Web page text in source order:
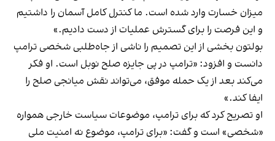
میزان خسارت وارد شده است. ما کنترل کامل آسمان را داشتیم
و این فرصت را برای گسترش عملیات از دست دادیم.»
بولتون بخشی از این تصمیم را ناشی از جاه‌طلبی شخصی ترامپ
دانست و افزود: «ترامپ در پی جایزه صلح نوبل است. او فکر
می‌کند بعد از یک حمله موفق، می‌تواند نقش میانجی صلح را
ایفا کند.»
او تصریح کرد که برای ترامپ، موضوعات سیاست خارجی همواره
«شخصی» است و گفت: «برای ترامپ، موضوع نه امنیت ملی